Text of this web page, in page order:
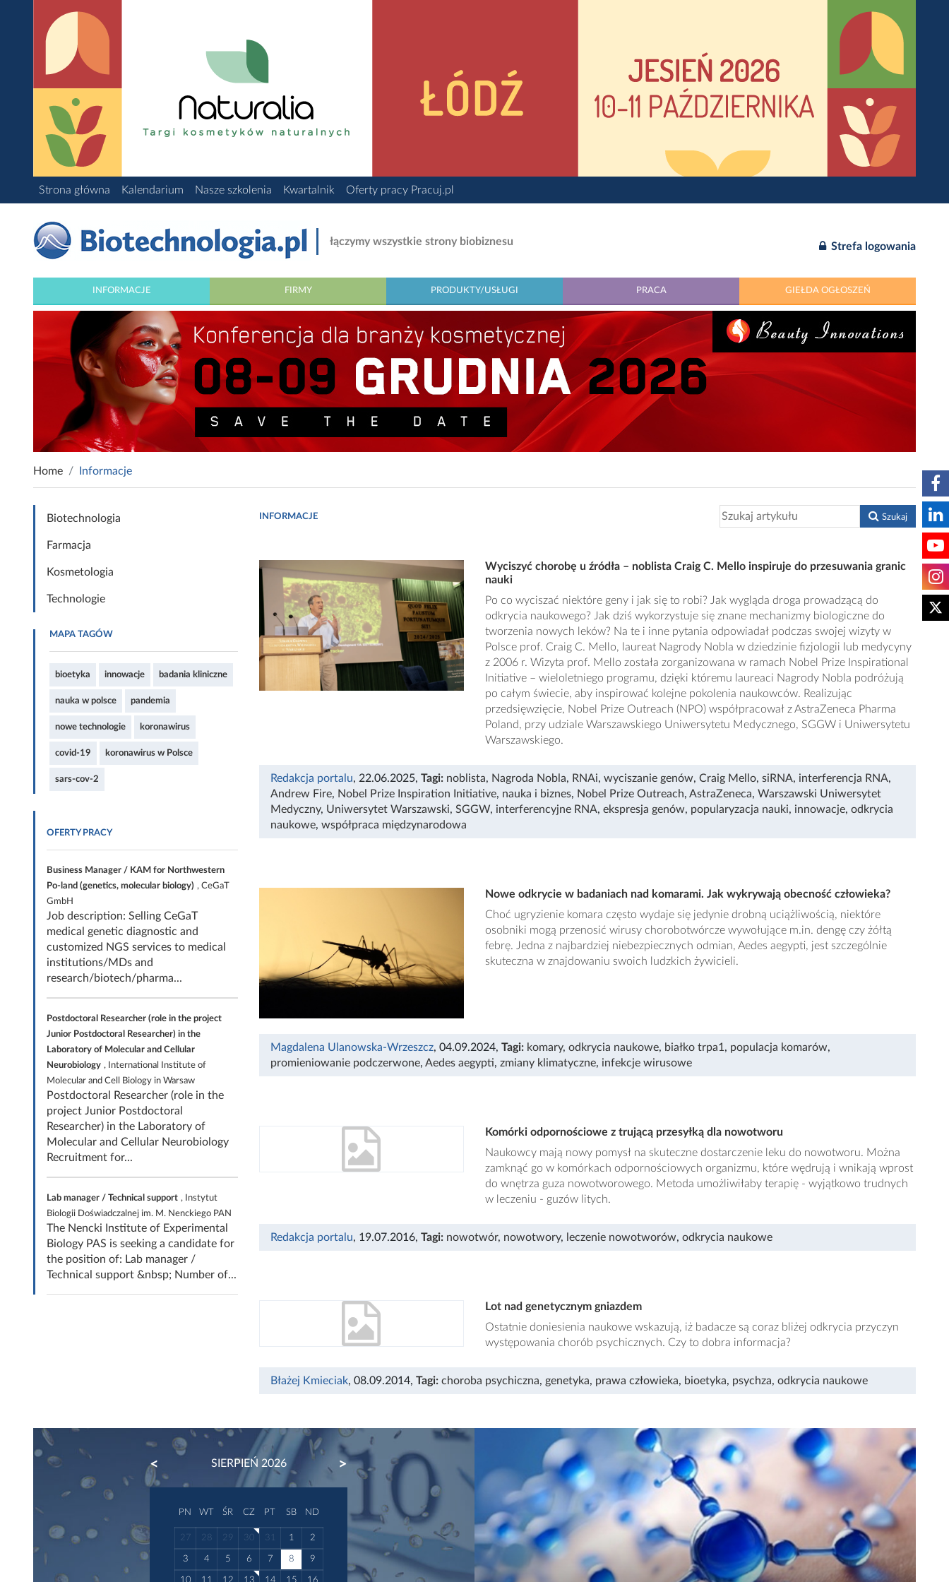
Strona główna Kalendarium Nasze szkolenia Kwartalnik Oferty pracy Pracuj.pl
łączymy wszystkie strony biobiznesu Strefa logowania
INFORMACJE FIRMY PRODUKTY/USŁUGI PRACA GIEŁDA OGŁOSZEŃ
Home Informacje
Biotechnologia
Farmacja
Kosmetologia
Technologie
MAPA TAGÓW
bioetyka innowacje badania kliniczne
nauka w polsce pandemia
nowe technologie koronawirus
covid-19 koronawirus w Polsce
sars-cov-2
OFERTY PRACY
Business Manager / KAM for Northwestern
Po-land (genetics, molecular biology) , CeGaT
GmbH
Job description: Selling CeGaT
medical genetic diagnostic and
customized NGS services to medical
institutions/MDs and
research/biotech/pharma...
Postdoctoral Researcher (role in the project
Junior Postdoctoral Researcher) in the
Laboratory of Molecular and Cellular
Neurobiology , International Institute of
Molecular and Cell Biology in Warsaw
Postdoctoral Researcher (role in the
project Junior Postdoctoral
Researcher) in the Laboratory of
Molecular and Cellular Neurobiology
Recruitment for...
Lab manager / Technical support , Instytut
Biologii Doświadczalnej im. M. Nenckiego PAN
The Nencki Institute of Experimental
Biology PAS is seeking a candidate for
the position of: Lab manager /
Technical support &nbsp; Number of...
INFORMACJE Szukaj
Wyciszyć chorobę u źródła – noblista Craig C. Mello inspiruje do przesuwania granic
nauki
Po co wyciszać niektóre geny i jak się to robi? Jak wygląda droga prowadzącą do
odkrycia naukowego? Jak dziś wykorzystuje się znane mechanizmy biologiczne do
tworzenia nowych leków? Na te i inne pytania odpowiadał podczas swojej wizyty w
Polsce prof. Craig C. Mello, laureat Nagrody Nobla w dziedzinie fizjologii lub medycyny
z 2006 r. Wizyta prof. Mello została zorganizowana w ramach Nobel Prize Inspirational
Initiative – wieloletniego programu, dzięki któremu laureaci Nagrody Nobla podróżują
po całym świecie, aby inspirować kolejne pokolenia naukowców. Realizując
przedsięwzięcie, Nobel Prize Outreach (NPO) współpracował z AstraZeneca Pharma
Poland, przy udziale Warszawskiego Uniwersytetu Medycznego, SGGW i Uniwersytetu
Warszawskiego.
Redakcja portalu, 22.06.2025, Tagi: noblista, Nagroda Nobla, RNAi, wyciszanie genów, Craig Mello, siRNA, interferencja RNA,
Andrew Fire, Nobel Prize Inspiration Initiative, nauka i biznes, Nobel Prize Outreach, AstraZeneca, Warszawski Uniwersytet
Medyczny, Uniwersytet Warszawski, SGGW, interferencyjne RNA, ekspresja genów, popularyzacja nauki, innowacje, odkrycia
naukowe, współpraca międzynarodowa
Nowe odkrycie w badaniach nad komarami. Jak wykrywają obecność człowieka?
Choć ugryzienie komara często wydaje się jedynie drobną uciążliwością, niektóre
osobniki mogą przenosić wirusy chorobotwórcze wywołujące m.in. dengę czy żółtą
febrę. Jedna z najbardziej niebezpiecznych odmian, Aedes aegypti, jest szczególnie
skuteczna w znajdowaniu swoich ludzkich żywicieli.
Magdalena Ulanowska-Wrzeszcz, 04.09.2024, Tagi: komary, odkrycia naukowe, białko trpa1 , populacja komarów,
promieniowanie podczerwone, Aedes aegypti, zmiany klimatyczne, infekcje wirusowe
Komórki odpornościowe z trującą przesyłką dla nowotworu
Naukowcy mają nowy pomysł na skuteczne dostarczenie leku do nowotworu. Można
zamknąć go w komórkach odpornościowych organizmu, które wędrują i wnikają wprost
do wnętrza guza nowotworowego. Metoda umożliwiłaby terapię - wyjątkowo trudnych
w leczeniu - guzów litych.
Redakcja portalu, 19.07.2016, Tagi: nowotwór, nowotwory, leczenie nowotworów, odkrycia naukowe
Lot nad genetycznym gniazdem
Ostatnie doniesienia naukowe wskazują, iż badacze są coraz bliżej odkrycia przyczyn
występowania chorób psychicznych. Czy to dobra informacja?
Błażej Kmieciak, 08.09.2014, Tagi: choroba psychiczna, genetyka, prawa człowieka, bioetyka, psychza, odkrycia naukowe
SIERPIEŃ 2026
PREVIOUS NEXT
PN WT ŚR CZ PT SB ND
27 28 29 30 31 1 2
3 4 5 6 7 8 9
10 11 12 13 14 15 16